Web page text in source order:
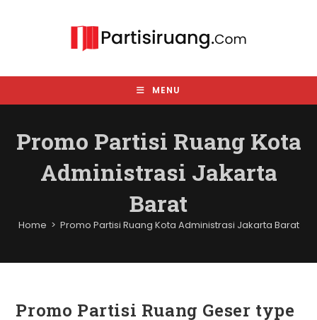
MENU
Promo Partisi Ruang Kota
Administrasi Jakarta
Barat
Home > Promo Partisi Ruang Kota Administrasi Jakarta Barat
Promo Partisi Ruang Geser type